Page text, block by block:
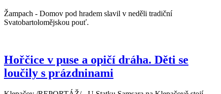
Žampach - Domov pod hradem slavil v neděli tradiční
Svatobartolomějskou pouť.
Hořčice v puse a opičí dráha. Děti se
loučily s prázdninami